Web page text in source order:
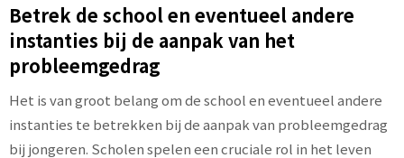
Betrek de school en eventueel andere
instanties bij de aanpak van het
probleemgedrag
Het is van groot belang om de school en eventueel andere
instanties te betrekken bij de aanpak van probleemgedrag
bij jongeren. Scholen spelen een cruciale rol in het leven